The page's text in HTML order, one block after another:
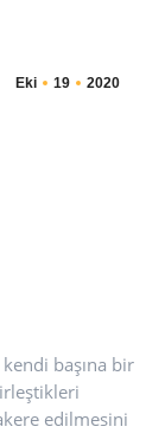
Eki 19 2020
başına bir
edilmesini